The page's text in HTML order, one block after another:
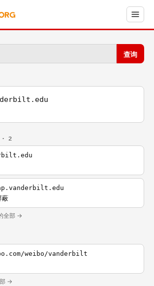
查询
· 2
蔽
全部 →
weibo/vanderbilt
→